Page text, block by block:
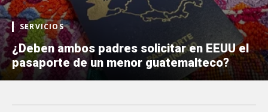
SERVICIOS
¿Deben ambos padres solicitar en EEUU el
pasaporte de un menor guatemalteco?